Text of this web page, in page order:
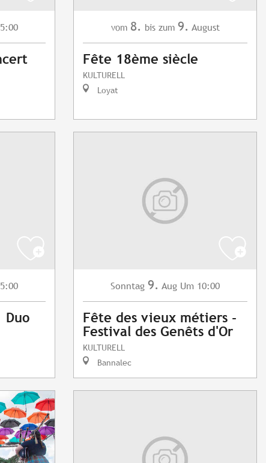
vom 8. bis zum 9. August
Fête 18ème siècle
KULTURELL
Loyat
Sonntag 9. Aug Um 10:00
Fête des vieux métiers -
Festival des Genêts d'Or
KULTURELL
Bannalec